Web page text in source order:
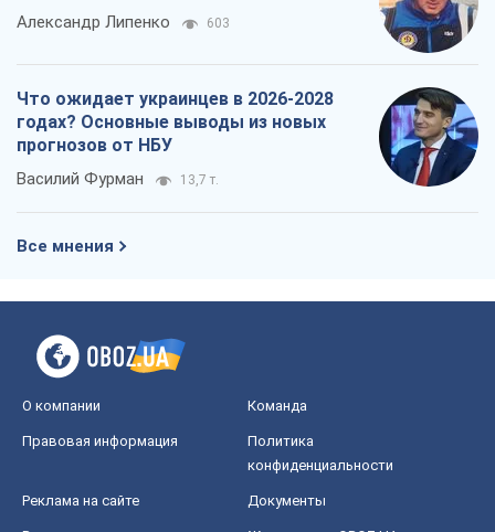
Александр Липенко 603
Что ожидает украинцев в 2026-2028
годах? Основные выводы из новых
прогнозов от НБУ
Василий Фурман 13,7 т.
Все мнения
О компании Команда
Правовая информация
Политика
конфиденциальности
Реклама на сайте Документы